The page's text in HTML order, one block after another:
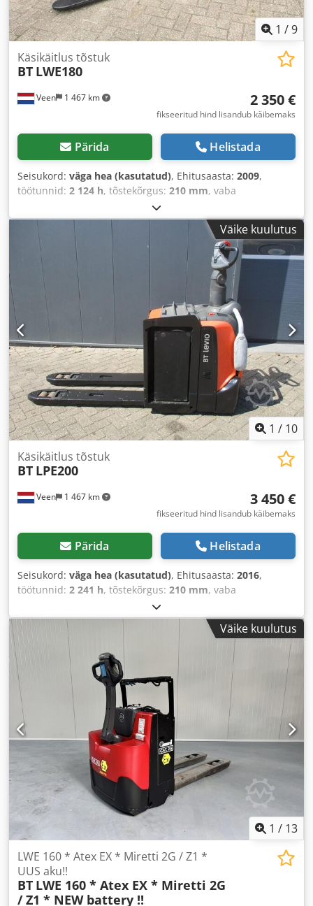
1 /9
Veen 1 467 km
Käsikäitlus tõstuk
BT LWE180
2 350 €
fikseeritud hind lisandub käibemaks
Pärida Helistada
Seisukord: väga hea (kasutatud), Ehitusaasta: 2009,
töötunnid: 2 124 h, tõstekõrgus: 210 mm, vaba
, kütuse tüüp:
pikkus:2 350 mm, kahvlilaius:550 mm, kogukõrgus:1 300
muu Väike kuulutus
1 / 10
Veen 1 467 km
Käsikäitlus tõstuk
BT LPE200
3 450 €
fikseeritud hind lisandub käibemaks
Pärida Helistada
Seisukord: väga hea (kasutatud), Ehitusaasta: 2016,
töötunnid: 2 241 h, tõstekõrgus: 210 mm, vaba
, kütuse tüüp:
pikkus:1 150 mm, kahvlilaius:550 mm, kogukõrgus:1 300
mm
Väike kuulutus
1 / 13
LWE 160 * Atex EX * Miretti 2G / Z1 *
UUS aku!!
BT LWE 160 * Atex EX * Miretti 2G
/ Z1 * NEW battery !!